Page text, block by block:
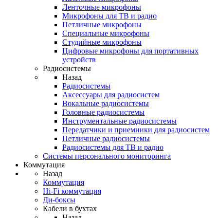
Ленточные микрофоны
Микрофоны для ТВ и радио
Петличные микрофоны
Специальные микрофоны
Студийные микрофоны
Цифровые микрофоны для портативных
устройств
Радиосистемы
Назад
Радиосистемы
Аксессуары для радиосистем
Вокальные радиосистемы
Головные радиосистемы
Инструментальные радиосистемы
Передатчики и приемники для радиосистем
Петличные радиосистемы
Радиосистемы для ТВ и радио
Системы персонального мониторинга
Коммутация
Назад
Коммутация
Hi-Fi коммутация
Ди-боксы
Кабели в бухтах